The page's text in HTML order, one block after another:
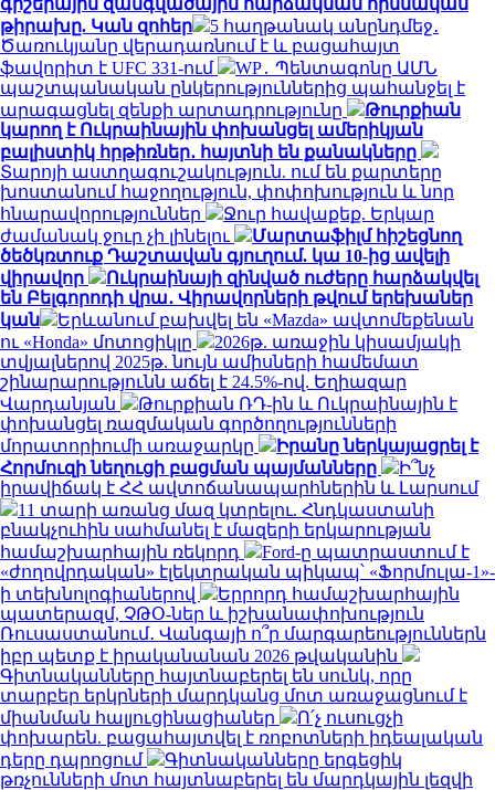
թիրախը. Կան զոհեր
5 հաղթանակ անընդմեջ․
Ծառուկյանը վերադառնում է և բացահայտ
ֆավորիտ է UFC 331-ում
WP․ Պենտագոնը ԱՄՆ
պաշտպանական ընկերություններից պահանջել է
արագացնել զենքի արտադրությունը
Թուրքիան
կարող է Ուկրաինային փոխանցել ամերիկյան
բալիստիկ հրթիռներ․ հայտնի են քանակները
Տարոյի աստղագուշակություն. ում են քարտերը
խոստանում հաջողություն, փոփոխություն և նոր
հնարավորություններ
Ջուր հավաքեք. Երկար
ժամանակ ջուր չի լինելու
Մարտաֆիլմ հիշեցնող
ծեծկռտուք Դաշտավան գյուղում. կա 10-ից ավելի
վիրավոր
Ուկրաինայի զինված ուժերը հարձակվել
են Բելգորոդի վրա․ Վիրավորների թվում երեխաներ
կան
Երևանում բախվել են «Mazda» ավտոմեքենան
ու «Honda» մոտոցիկլը
2026թ. առաջին կիսամյակի
տվյալներով 2025թ. նույն ամիսների համեմատ
շինարարությունն աճել է 24.5%-ով. Եղիազար
Վարդանյան
Թուրքիան ՌԴ-ին և Ուկրաինային է
փոխանցել ռազմական գործողությունների
մորատորիումի առաջարկը
Իրանը ներկայացրել է
Հորմուզի նեղուցի բացման պայմանները
Ի՞նչ
իրավիճակ է ՀՀ ավտոճանապարհներին և Լարսում
11 տարի առանց մազ կտրելու. Հնդկաստանի
բնակչուհին սահմանել է մազերի երկարության
համաշխարհային ռեկորդ
Ford-ը պատրաստում է
«ժողովրդական» էլեկտրական պիկապ՝ «Ֆորմուլա-1»-
ի տեխնոլոգիաներով
Երրորդ համաշխարհային
պատերազմ, ՉԹՕ-ներ և իշխանափոխություն
Ռուսաստանում․ Վանգայի ո՞ր մարգարեություններն
իբր պետք է իրականանան 2026 թվականին
Գիտնականները հայտնաբերել են սունկ, որը
տարբեր երկրների մարդկանց մոտ առաջացնում է
միանման հալյուցինացիաներ
Ո՛չ ուսուցչի
փոխարեն. բացահայտվել է ռոբոտների իդեալական
դերը դպրոցում
Գիտնականները երգեցիկ
թռչունների մոտ հայտնաբերել են մարդկային լեզվի